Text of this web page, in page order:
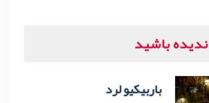
باشید
باربیکیو لرد